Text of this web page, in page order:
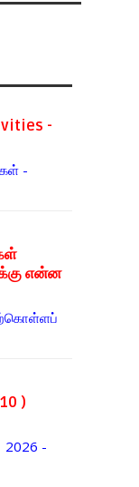
-
-
என்ன
)
2026 -